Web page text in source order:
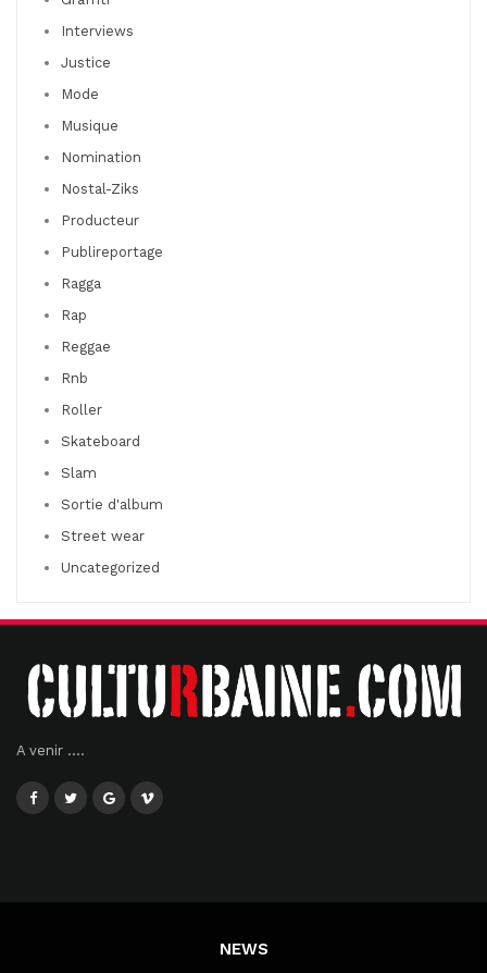
Interviews
Justice
Mode
Musique
Nomination
Nostal-Ziks
Producteur
Publireportage
Ragga
Rap
Reggae
Rnb
Roller
Skateboard
Slam
Sortie d'album
Street wear
Uncategorized
A venir ....
NEWS